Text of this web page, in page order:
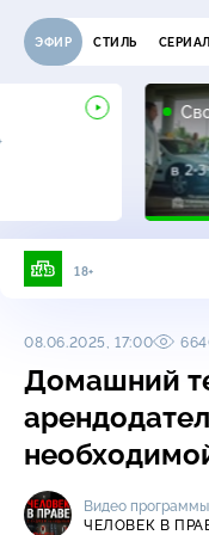
ЭФИР СТИЛЬ СЕРИАЛ
18+
08.06.2025, 17:00
Домашний
Видео программы
ЧЕЛОВЕК В